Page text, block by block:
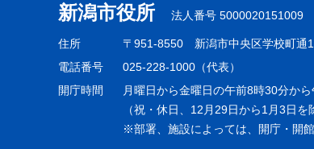
こ
ま
で
新潟市役所 法人番号 5000020151009
住所 〒951-8550 新潟市中央区学校町通
電話番号
025-228-1000（代表）
開庁時間
月曜日から金曜日の午前8時30分か
（祝・休日、12月29日から1月3日を
※部署、施設によっては、開庁・開